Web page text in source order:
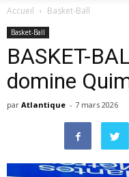
Accueil Basket-Ball
Basket-Ball
BASKET-
domine
par Atlantique - 7 mars 2026